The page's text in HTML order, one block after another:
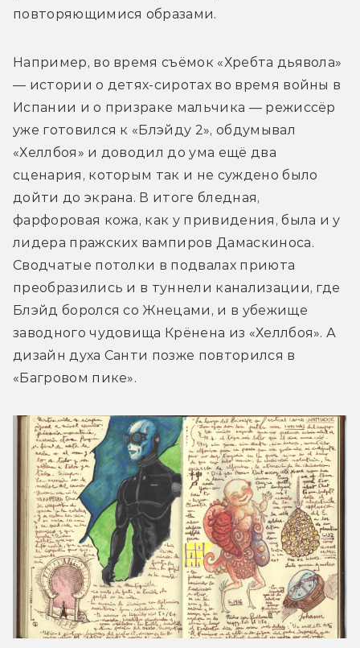
повторяющимися образами.
Например, во время съёмок «Хребта дьявола»
— истории о детях-сиротах во время войны в
Испании и о призраке мальчика — режиссёр
уже готовился к «Блэйду 2», обдумывал
«Хеллбоя» и доводил до ума ещё два
сценария, которым так и не суждено было
дойти до экрана. В итоге бледная,
фарфоровая кожа, как у привидения, была и у
лидера пражских вампиров Дамаскиноса.
Сводчатые потолки в подвалах приюта
преобразились и в туннели канализации, где
Блэйд боролся со Жнецами, и в убежище
заводного чудовища Крёнена из «Хеллбоя». А
дизайн духа Санти позже повторился в
«Багровом пике».